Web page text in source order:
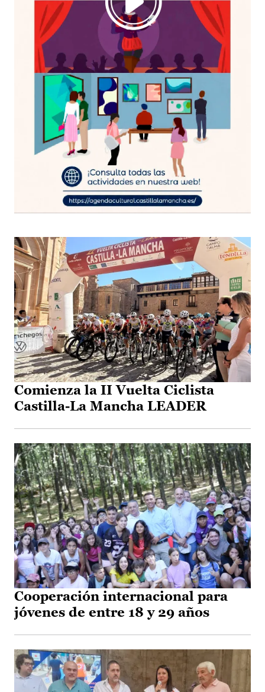
Comienza la II Vuelta Ciclista
Castilla-La Mancha LEADER
Cooperación internacional para
jóvenes de entre 18 y 29 años